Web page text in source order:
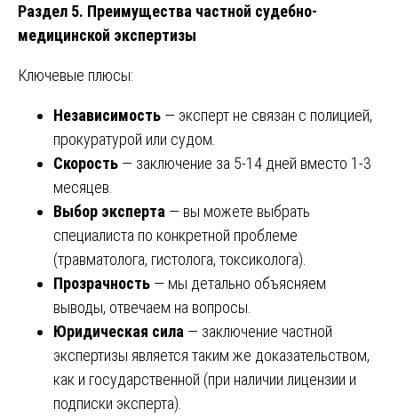
Раздел 5. Преимущества частной судебно-
медицинской экспертизы
Ключевые плюсы:
Независимость — эксперт не связан с полицией,
прокуратурой или судом.
Скорость — заключение за 5-14 дней вместо 1-3
месяцев.
Выбор эксперта — вы можете выбрать
специалиста по конкретной проблеме
(травматолога, гистолога, токсиколога).
Прозрачность — мы детально объясняем
выводы, отвечаем на вопросы.
Юридическая сила — заключение частной
экспертизы является таким же доказательством,
как и государственной (при наличии лицензии и
подписки эксперта).